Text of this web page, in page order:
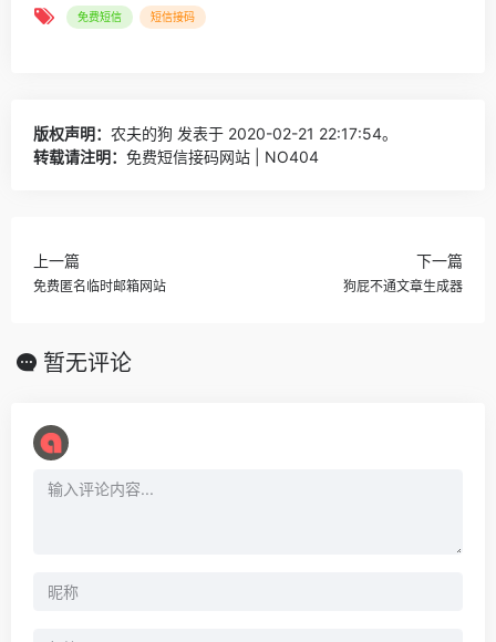
免费短信 短信接码
版权声明： 农夫的狗 发表于 2020-02-21 22:17:54。
转载请注明： 免费短信接码网站 | NO404
上一篇
免费匿名临时邮箱网站
下一篇
狗屁不通文章生成器
暂无评论